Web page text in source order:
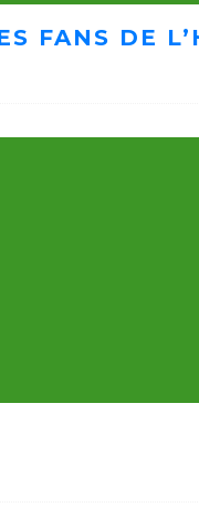
FANS DE